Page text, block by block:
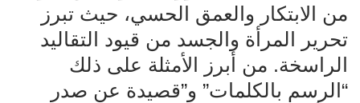
من الابتكار والعمق الحسي، حيث تبرز
تحرير المرأة والجسد من قيود التقاليد
الراسخة. من أبرز الأمثلة على ذلك
“الرسم بالكلمات” و”قصيدة عن صدر